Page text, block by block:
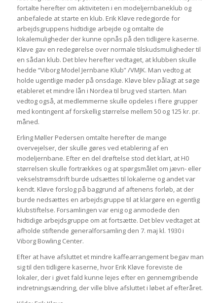
fortalte herefter om aktiviteten i en modeljernbaneklub og
anbefalede at starte en klub. Erik Kløve redegjorde for
arbejdsgruppens hidtidige arbejde og omtalte de
lokalemuligheder der kunne opnås på den tidligere kaserne.
Kløve gav en redegørelse over normale tilskudsmuligheder til
en sådan klub. Det blev herefter vedtaget, at klubben skulle
hedde “Viborg Model Jernbane Klub” /VMJK. Man vedtog at
holde ugentlige møder på onsdage. Kløve blev pålagt at søge
etableret et mindre lån i Nordea til brug ved starten. Man
vedtog også, at medlemmerne skulle opdeles i flere grupper
med kontingent af forskellig størrelse mellem 50 og 125 kr. pr.
måned.
Erling Møller Pedersen omtalte herefter de mange
overvejelser, der skulle gøres ved etablering af en
modeljernbane. Efter en del drøftelse stod det klart, at H0
størrelsen skulle fortrækkes og at spørgsmålet om jævn- eller
vekselstrømsdrift burde udsættes til lokalerne og andet var
kendt. Kløve forslog på baggrund af aftenens forløb, at der
burde nedsættes en arbejdsgruppe til at klargøre en egentlig
klubstiftelse. Forsamlingen var enig og anmodede den
hidtidige arbejdsgruppe om at fortsætte. Det blev vedtaget at
afholde stiftende generalforsamling den 7. maj kl. 1930 i
Viborg Bowling Center.
Efter at have afsluttet et mindre kaffearrangement begav man
sig til den tidligere kaserne, hvor Erik Kløve foreviste de
lokaler, der i givet fald kunne lejes efter en gennemgribende
indretningsændring, der ville blive afsluttet i løbet af efteråret.